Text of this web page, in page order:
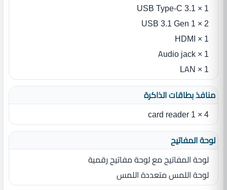
1 × USB Type-C 3.1
2 × USB 3.1 Gen 1
1 × HDMI
1 × Audio jack
1 × LAN
منافذ بطاقات الذاكرة
4 × 1 card reader
لوحة المفاتيح
لوحة المفاتيح مع لوحة مفاتيح رقمية
لوحة اللمس متعددة اللمس